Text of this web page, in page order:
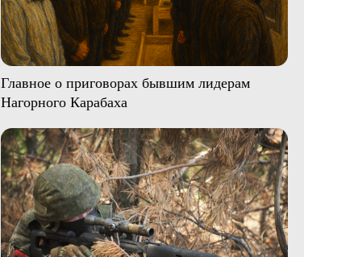
Главное о приговорах бывшим лидерам
Нагорного Карабаха